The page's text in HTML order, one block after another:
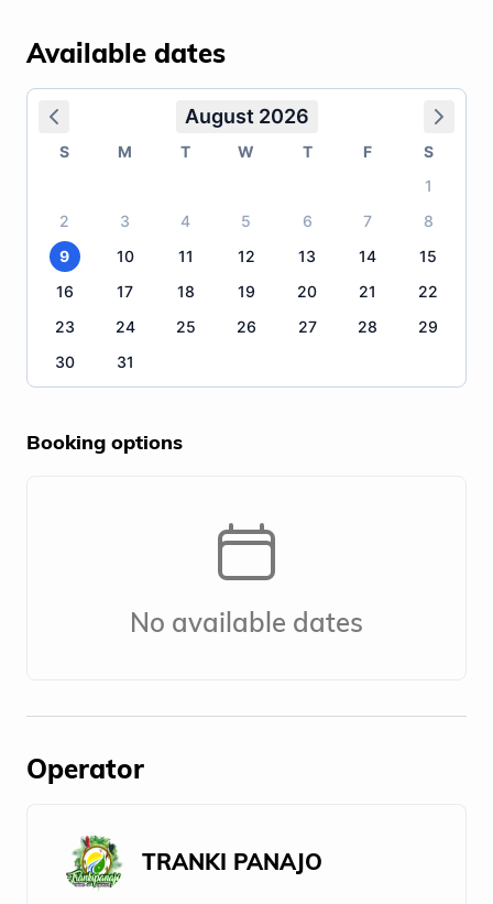
Available dates
August 2026
S M T W T F
S
1
2
3 4 5 6 7
8
9
10 11 12 13 14
15
16
17 18 19 20 21
22
23
24 25 26 27 28
29
30
31
Booking options
No available dates
Operator
TRANKI PANAJO